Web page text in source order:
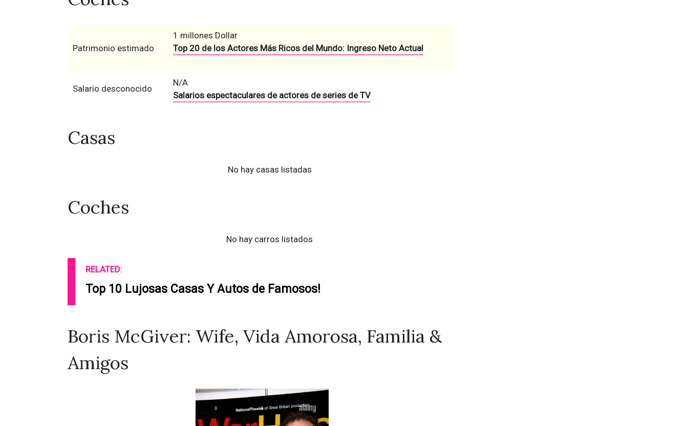
Patrimonio estimado
1 millones Dollar
Top 20 de los Actores Más Ricos del Mundo: Ingreso Neto Actual
Salario desconocido
N/A
Salarios espectaculares de actores de series de TV
Casas
No hay casas listadas
Coches
No hay carros listados
RELATED:
Top 10 Lujosas Casas Y Autos de Famosos!
Boris McGiver: Wife, Vida Amorosa, Familia &
Amigos